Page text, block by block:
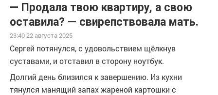
— Продала твою квартиру, а свою
оставила? — свирепствовала мать.
23:40 22 августа 2025
Сергей потянулся, с удовольствием щёлкнув
суставами, и отставил в сторону ноутбук.
Долгий день близился к завершению. Из кухни
тянулся манящий запах жареной картошки с